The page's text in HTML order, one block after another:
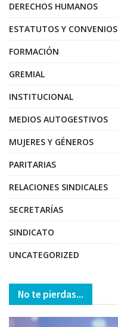
DERECHOS HUMANOS
ESTATUTOS Y CONVENIOS
FORMACIÓN
GREMIAL
INSTITUCIONAL
MEDIOS AUTOGESTIVOS
MUJERES Y GÉNEROS
PARITARIAS
RELACIONES SINDICALES
SECRETARÍAS
SINDICATO
UNCATEGORIZED
No te pierdas...